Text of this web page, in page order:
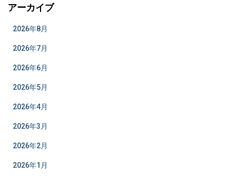
アーカイブ
2026年8月
2026年7月
2026年6月
2026年5月
2026年4月
2026年3月
2026年2月
2026年1月